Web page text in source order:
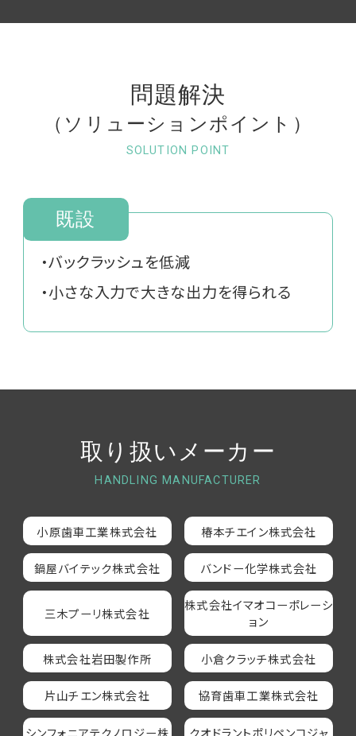
問題解決
（ソリューションポイント）
SOLUTION POINT
既設
・バックラッシュを低減
・小さな入力で大きな出力を得られる
取り扱いメーカー
HANDLING MANUFACTURER
小原歯車工業株式会社 椿本チエイン株式会社
鍋屋バイテック株式会社 バンドー化学株式会社
三木プーリ株式会社
株式会社イマオコーポレーシ
ョン
株式会社岩田製作所 小倉クラッチ株式会社
片山チエン株式会社 協育歯車工業株式会社
シンフォニアテクノロジー株 クオドラントポリペンコジャ